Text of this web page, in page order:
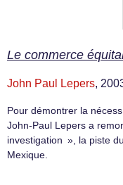
Le commerce
John Paul Lepers,
Pour démontrer la
John-Paul Lepers a
investigation », la piste
Mexique.